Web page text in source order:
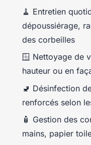
🧹 Entretien
dépoussiérage,
des corbeilles
🪟 Nettoyage de
hauteur ou en
🚽 Désinfection
renforcés selon
🧴 Gestion des
mains, papier